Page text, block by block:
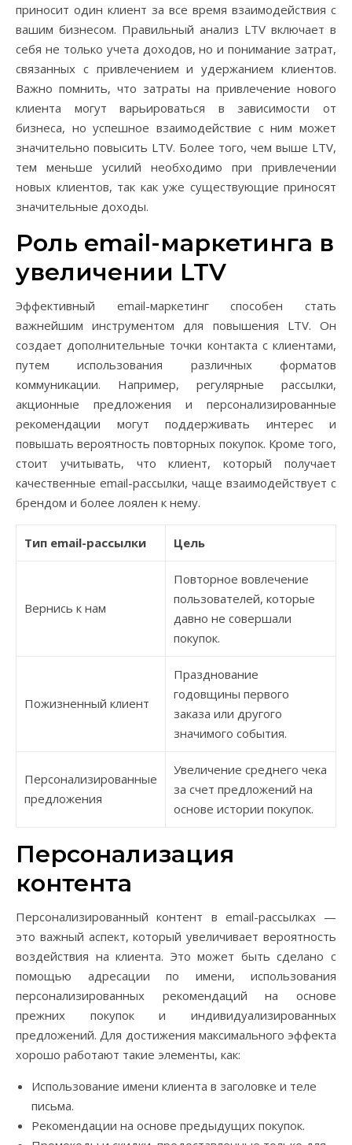
приносит один клиент за все время взаимодействия с
вашим бизнесом. Правильный анализ LTV включает в
себя не только учета доходов, но и понимание затрат,
связанных с привлечением и удержанием клиентов.
Важно помнить, что затраты на привлечение нового
клиента могут варьироваться в зависимости от
бизнеса, но успешное взаимодействие с ним может
значительно повысить LTV. Более того, чем выше LTV,
тем меньше усилий необходимо при привлечении
новых клиентов, так как уже существующие приносят
значительные доходы.
Роль email-маркетинга в
увеличении LTV
Эффективный email-маркетинг способен стать
важнейшим инструментом для повышения LTV. Он
создает дополнительные точки контакта с клиентами,
путем использования различных форматов
коммуникации. Например, регулярные рассылки,
акционные предложения и персонализированные
рекомендации могут поддерживать интерес и
повышать вероятность повторных покупок. Кроме того,
стоит учитывать, что клиент, который получает
качественные email-рассылки, чаще взаимодействует с
брендом и более лоялен к нему.
Тип email-рассылки Цель
Вернись к нам
Повторное вовлечение
пользователей, которые
давно не совершали
покупок.
Пожизненный клиент
Празднование
годовщины первого
заказа или другого
значимого события.
Персонализированные
предложения
Увеличение среднего чека
за счет предложений на
основе истории покупок.
Персонализация
контента
Персонализированный контент в email-рассылках —
это важный аспект, который увеличивает вероятность
воздействия на клиента. Это может быть сделано с
помощью адресации по имени, использования
персонализированных рекомендаций на основе
прежних покупок и индивидуализированных
предложений. Для достижения максимального эффекта
хорошо работают такие элементы, как:
Использование имени клиента в заголовке и теле
письма.
Рекомендации на основе предыдущих покупок.